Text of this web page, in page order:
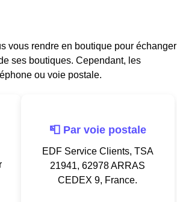
vous rendre en boutique pour échanger
ses boutiques. Cependant, les
ou voie postale.
📮 Par voie postale
EDF Service Clients, TSA
21941, 62978 ARRAS
CEDEX 9, France.